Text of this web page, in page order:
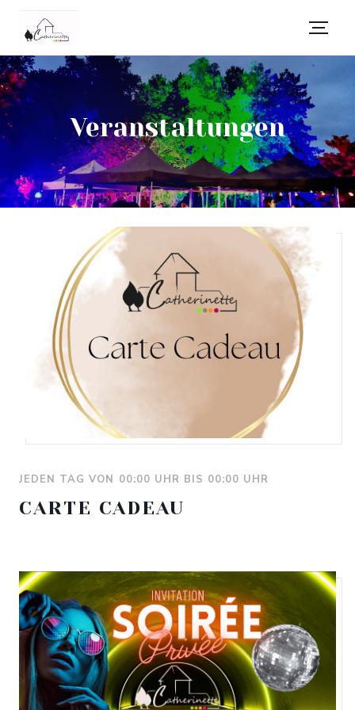
Veranstaltungen
JEDEN TAG VON 00:00 UHR BIS 00:00 UHR
CARTE CADEAU